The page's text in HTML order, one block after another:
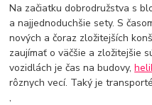
Na začiatku dobrodružstva s
a najjednoduchšie sety. S
nových a čoraz zložitejších
zaujímať o väčšie a zložitejšie
vozidlách je čas na budovy,
rôznych vecí. Taký je
,